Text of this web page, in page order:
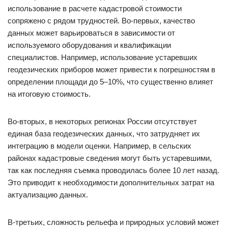
использование в расчете кадастровой стоимости
сопряжено с рядом трудностей. Во-первых, качество
данных может варьироваться в зависимости от
используемого оборудования и квалификации
специалистов. Например, использование устаревших
геодезических приборов может привести к погрешностям в
определении площади до 5–10%, что существенно влияет
на итоговую стоимость.
Во-вторых, в некоторых регионах России отсутствует
единая база геодезических данных, что затрудняет их
интеграцию в модели оценки. Например, в сельских
районах кадастровые сведения могут быть устаревшими,
так как последняя съемка проводилась более 10 лет назад.
Это приводит к необходимости дополнительных затрат на
актуализацию данных.
В-третьих, сложность рельефа и природных условий может